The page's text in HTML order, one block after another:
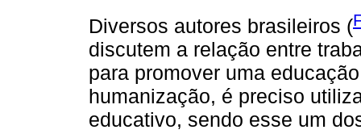
Diversos autores brasileiros (
discutem a relação entre
para promover uma
humanização, é preciso
educativo, sendo esse um